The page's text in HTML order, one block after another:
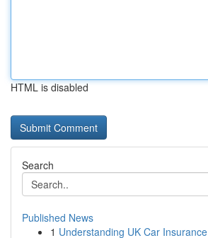
HTML is disabled
Search
Published News
1 Understanding UK Car Insurance